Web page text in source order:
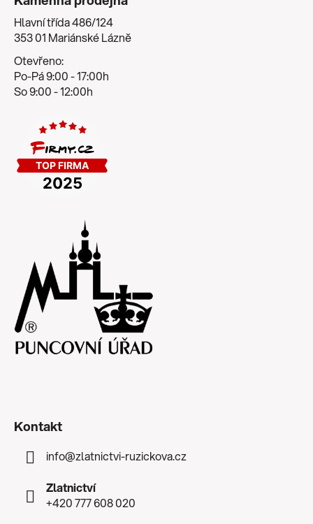
Hlavní třída 486/124
353 01 Mariánské Lázně
Otevřeno:
Po-Pá 9:00 - 17:00h
So 9:00 - 12:00h
Kontakt
info@zlatnictvi-ruzickova.cz
Zlatnictví
+420 777 608 020